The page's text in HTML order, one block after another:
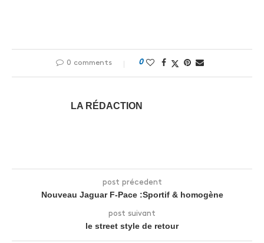
0 comments 0
LA RÉDACTION
post précedent
Nouveau Jaguar F-Pace :Sportif & homogène
post suivant
le street style de retour